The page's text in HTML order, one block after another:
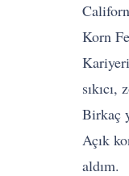
Korn
Birkaç
Açık
aldım.